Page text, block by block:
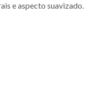
e aspecto suavizado.